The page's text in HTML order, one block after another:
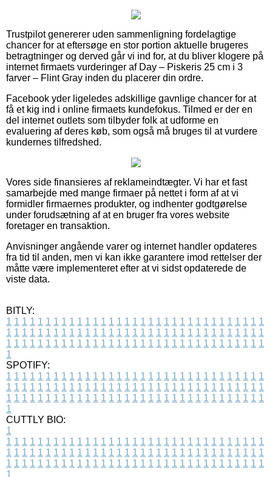
Trustpilot genererer uden sammenligning fordelagtige
chancer for at eftersøge en stor portion aktuelle brugeres
betragtninger og derved går vi ind for, at du bliver klogere på
internet firmaets vurderinger af Day – Piskeris 25 cm i 3
farver – Flint Gray inden du placerer din ordre.
Facebook yder ligeledes adskillige gavnlige chancer for at
få et kig ind i online firmaets kundefokus. Tilmed er der en
del internet outlets som tilbyder folk at udforme en
evaluering af deres køb, som også må bruges til at vurdere
kundernes tilfredshed.
Vores side finansieres af reklameindtægter. Vi har et fast
samarbejde med mange firmaer på nettet i form af at vi
formidler firmaernes produkter, og indhenter godtgørelse
under forudsætning af at en bruger fra vores website
foretager en transaktion.
Anvisninger angående varer og internet handler opdateres
fra tid til anden, men vi kan ikke garantere imod rettelser der
måtte være implementeret efter at vi sidst opdaterede de
viste data.
BITLY:
1 1 1 1 1 1 1 1 1 1 1 1 1 1 1 1 1 1 1 1 1 1 1 1 1 1 1 1 1 1 1 1 1
1 1 1 1 1 1 1 1 1 1 1 1 1 1 1 1 1 1 1 1 1 1 1 1 1 1 1 1 1 1 1 1 1
1 1 1 1 1 1 1 1 1 1 1 1 1 1 1 1 1 1 1 1 1 1 1 1 1 1 1 1 1 1 1 1 1
1
SPOTIFY:
1 1 1 1 1 1 1 1 1 1 1 1 1 1 1 1 1 1 1 1 1 1 1 1 1 1 1 1 1 1 1 1 1
1 1 1 1 1 1 1 1 1 1 1 1 1 1 1 1 1 1 1 1 1 1 1 1 1 1 1 1 1 1 1 1 1
1 1 1 1 1 1 1 1 1 1 1 1 1 1 1 1 1 1 1 1 1 1 1 1 1 1 1 1 1 1 1 1 1
1
CUTTLY BIO:
1
1 1 1 1 1 1 1 1 1 1 1 1 1 1 1 1 1 1 1 1 1 1 1 1 1 1 1 1 1 1 1 1 1
1 1 1 1 1 1 1 1 1 1 1 1 1 1 1 1 1 1 1 1 1 1 1 1 1 1 1 1 1 1 1 1 1
1 1 1 1 1 1 1 1 1 1 1 1 1 1 1 1 1 1 1 1 1 1 1 1 1 1 1 1 1 1 1 1 1
1